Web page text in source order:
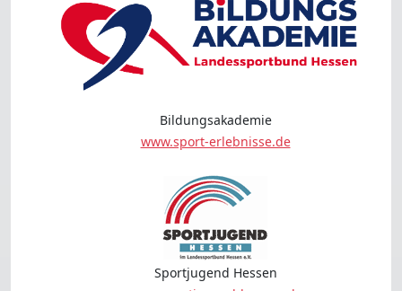
Bildungsakademie
www.sport-erlebnisse.de
Sportjugend Hessen